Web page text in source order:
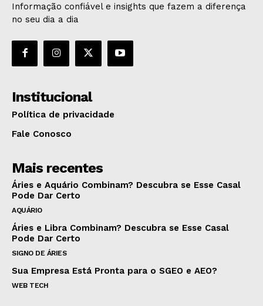
Informação confiável e insights que fazem a diferença
no seu dia a dia
Institucional
Política de privacidade
Fale Conosco
Mais recentes
Áries e Aquário Combinam? Descubra se Esse Casal
Pode Dar Certo
AQUÁRIO
Áries e Libra Combinam? Descubra se Esse Casal
Pode Dar Certo
SIGNO DE ÁRIES
Sua Empresa Está Pronta para o SGEO e AEO?
WEB TECH